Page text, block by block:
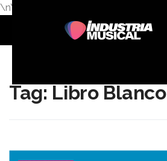
\n\n
Tag: Libro Blanco